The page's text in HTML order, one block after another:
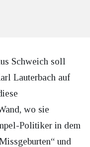
Schweich soll
Lauterbach auf
wo sie
Politiker in dem
und